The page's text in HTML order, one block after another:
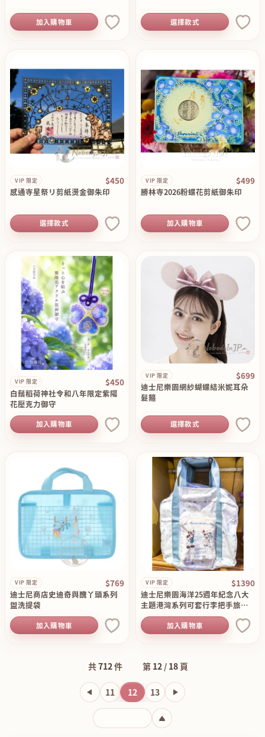
加入購物車 選擇款式
VIP 限定 $450
感通寺星祭リ剪紙燙金御朱印
選擇款式
VIP 限定 $499
勝林寺2026粉蝶花剪紙御朱印
加入購物車
VIP 限定 $450
白鬚稻荷神社令和八年限定紫陽
花壓克力御守
加入購物車
VIP 限定 $699
迪士尼樂園網紗蝴蝶結米妮耳朵
髮箍
選擇款式
VIP 限定 $769
迪士尼商店史迪奇與醜丫頭系列
盥洗提袋
加入購物車
VIP 限定 $1390
迪士尼樂園海洋25週年紀念八大
主題港灣系列可套行李把手旅行
折疊包
加入購物車
共712件 第 12 / 18 頁
11 12 13
輸入頁碼